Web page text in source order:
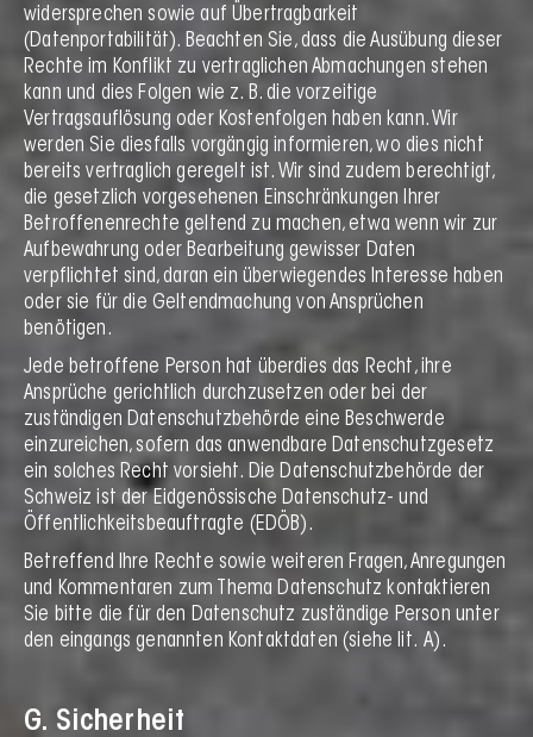
widersprechen sowie auf Übertragbarkeit
(Datenportabilität). Beachten Sie, dass die Ausübung dieser
Rechte im Konflikt zu vertraglichen Abmachungen stehen
kann und dies Folgen wie z. B. die vorzeitige
Vertragsauflösung oder Kostenfolgen haben kann. Wir
werden Sie diesfalls vorgängig informieren, wo dies nicht
bereits vertraglich geregelt ist. Wir sind zudem berechtigt,
die gesetzlich vorgesehenen Einschränkungen Ihrer
Betroffenenrechte geltend zu machen, etwa wenn wir zur
Aufbewahrung oder Bearbeitung gewisser Daten
verpflichtet sind, daran ein überwiegendes Interesse haben
oder sie für die Geltendmachung von Ansprüchen
benötigen.
Jede betroffene Person hat überdies das Recht, ihre
Ansprüche gerichtlich durchzusetzen oder bei der
zuständigen Datenschutzbehörde eine Beschwerde
einzureichen, sofern das anwendbare Datenschutzgesetz
ein solches Recht vorsieht. Die Datenschutzbehörde der
Schweiz ist der Eidgenössische Datenschutz- und
Öffentlichkeitsbeauftragte (EDÖB).
Betreffend Ihre Rechte sowie weiteren Fragen, Anregungen
und Kommentaren zum Thema Datenschutz kontaktieren
Sie bitte die für den Datenschutz zuständige Person unter
den eingangs genannten Kontaktdaten (siehe lit. A).
G. Sicherheit